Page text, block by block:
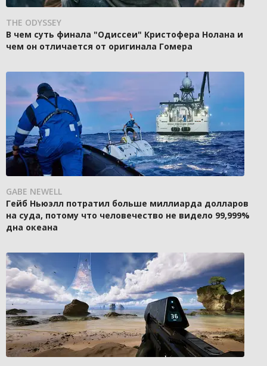
THE ODYSSEY
В чем суть финала "Одиссеи" Кристофера Нолана и
чем он отличается от оригинала Гомера
GABE NEWELL
Гейб Ньюэлл потратил больше миллиарда долларов
на суда, потому что человечество не видело 99,999%
дна океана